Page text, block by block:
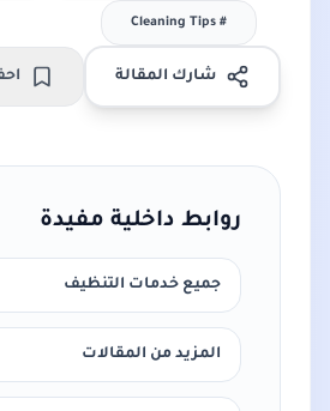
#
Cleaning Tips
شارك المقالة
روابط داخلية مفيدة
جميع خدمات التنظيف
المزيد من المقالات